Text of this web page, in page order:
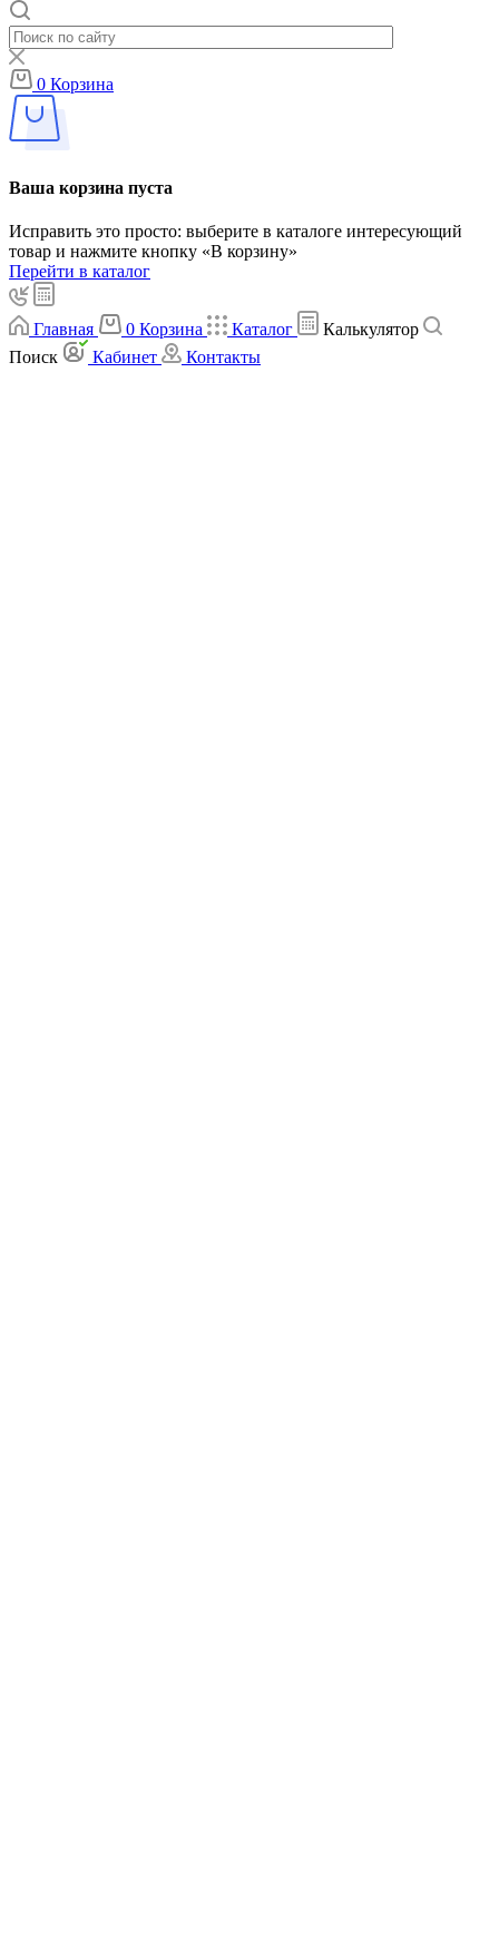
0 Корзина
Ваша корзина пуста
Исправить это просто: выберите в каталоге интересующий
товар и нажмите кнопку «В корзину»
Перейти в каталог
Главная 0 Корзина Каталог
Калькулятор
Поиск
Кабинет Контакты